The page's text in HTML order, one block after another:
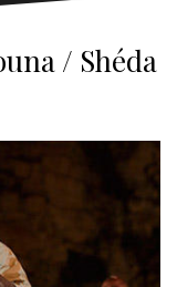
/ Shéda